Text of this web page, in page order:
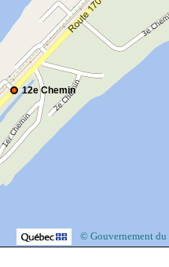
12e Chemin
© Gouvernement du